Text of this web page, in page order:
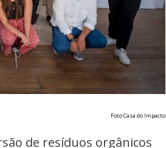
Foto Casa do Impacto
de resíduos orgânicos